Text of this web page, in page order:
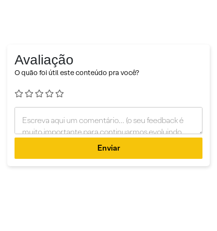
Avaliação
O quão foi útil este conteúdo pra você?
Enviar